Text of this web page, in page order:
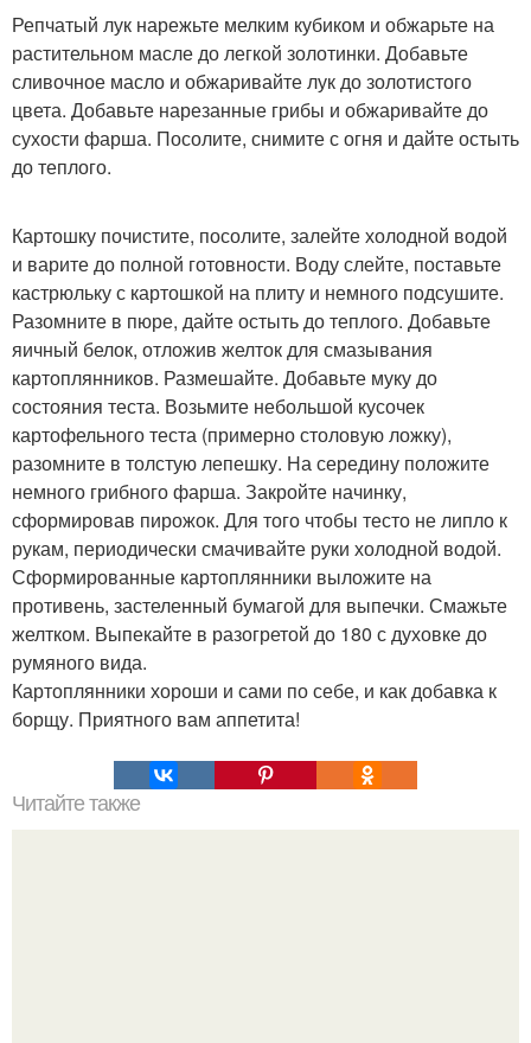
Репчатый лук нарежьте мелким кубиком и обжарьте на
растительном масле до легкой золотинки. Добавьте
сливочное масло и обжаривайте лук до золотистого
цвета. Добавьте нарезанные грибы и обжаривайте до
сухости фарша. Посолите, снимите с огня и дайте остыть
до теплого.
Картошку почистите, посолите, залейте холодной водой
и варите до полной готовности. Воду слейте, поставьте
кастрюльку с картошкой на плиту и немного подсушите.
Разомните в пюре, дайте остыть до теплого. Добавьте
яичный белок, отложив желток для смазывания
картоплянников. Размешайте. Добавьте муку до
состояния теста. Возьмите небольшой кусочек
картофельного теста (примерно столовую ложку),
разомните в толстую лепешку. На середину положите
немного грибного фарша. Закройте начинку,
сформировав пирожок. Для того чтобы тесто не липло к
рукам, периодически смачивайте руки холодной водой.
Сформированные картоплянники выложите на
противень, застеленный бумагой для выпечки. Смажьте
желтком. Выпекайте в разогретой до 180 с духовке до
румяного вида.
Картоплянники хороши и сами по себе, и как добавка к
борщу. Приятного вам аппетита!
Читайте также